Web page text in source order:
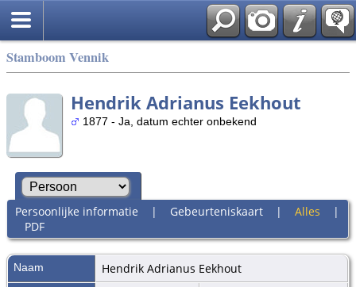
Stamboom Vennik
Hendrik Adrianus Eekhout
1877 - Ja, datum echter onbekend
Persoonlijke informatie | Gebeurteniskaart| Alles |
PDF
Naam Hendrik Adrianus Eekhout